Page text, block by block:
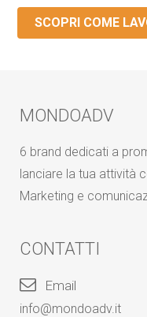
SCOPRI COME
MONDOADV
6 brand dedicati a
lanciare la tua attività
Marketing e
CONTATTI
Email
info@mondoadv.it